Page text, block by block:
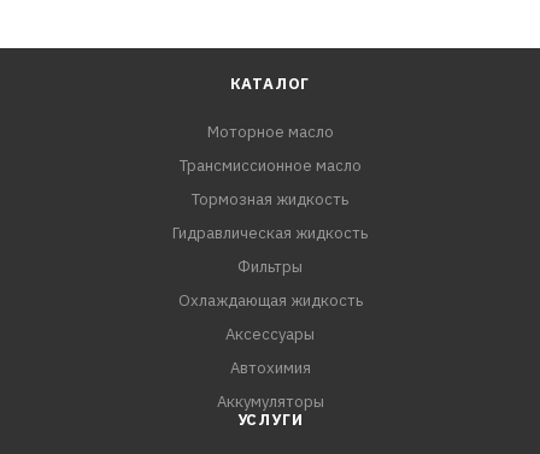
КАТАЛОГ
Моторное масло
Трансмиссионное масло
Тормозная жидкость
Гидравлическая жидкость
Фильтры
Охлаждающая жидкость
Аксессуары
Автохимия
Аккумуляторы
УСЛУГИ